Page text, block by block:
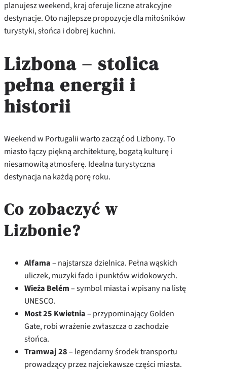
planujesz weekend, kraj oferuje liczne atrakcyjne
destynacje. Oto najlepsze propozycje dla miłośników
turystyki, słońca i dobrej kuchni.
Lizbona – stolica
pełna energii i
historii
Weekend w Portugalii warto zacząć od Lizbony. To
miasto łączy piękną architekturę, bogatą kulturę i
niesamowitą atmosferę. Idealna turystyczna
destynacja na każdą porę roku.
Co zobaczyć w
Lizbonie?
Alfama– najstarsza dzielnica. Pełna wąskich
uliczek, muzyki fado i punktów widokowych.
Wieża Belém– symbol miasta i wpisany na listę
UNESCO.
Most 25 Kwietnia– przypominający Golden
Gate, robi wrażenie zwłaszcza o zachodzie
słońca.
Tramwaj 28– legendarny środek transportu
prowadzący przez najciekawsze części miasta.